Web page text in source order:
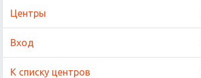
Центры
Вход
К списку центров